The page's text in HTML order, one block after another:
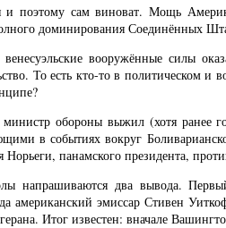
сам виноват. Мощь
доминирования Соединённых
вооружённые силы
То есть кто-то в
обороны выжил (хотя
в событиях вокруг
панамского президента,
два вывода.
эмиссар Стивен
Итог известен: вначале